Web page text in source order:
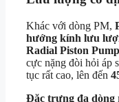
Khác với dòng PM,
hướng kính lưu
Radial Piston
cực nặng đòi hỏi áp
tục rất cao, lên đến
Đặc trưng đa